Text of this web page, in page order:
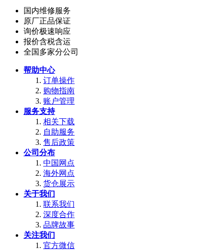
国内维修服务
原厂正品保证
询价极速响应
报价含税含运
全国多家分公司
帮助中心
订单操作
购物指南
账户管理
服务支持
相关下载
自助服务
售后政策
公司分布
中国网点
海外网点
货仓展示
关于我们
联系我们
深度合作
品牌故事
关注我们
官方微信